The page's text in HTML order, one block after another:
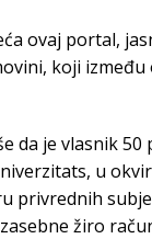
ovaj portal,
koji između
da je vlasnik
u
privrednih
žiro